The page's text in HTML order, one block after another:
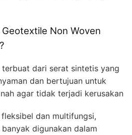
Non Woven
dari serat sintetis yang
dan bertujuan untuk
agar tidak terjadi kerusakan
dan multifungsi,
digunakan dalam